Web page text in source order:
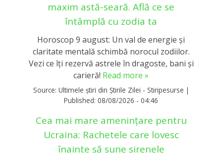
maxim astă-seară. Află ce se
întâmplă cu zodia ta
Horoscop 9 august: Un val de energie și
claritate mentală schimbă norocul zodiilor.
Vezi ce îți rezervă astrele în dragoste, bani și
carieră! Read more »
Source: Ultimele știri din Știrile Zilei - Stiripesurse |
Published: 08/08/2026 - 04:46
Cea mai mare amenințare pentru
Ucraina: Rachetele care lovesc
înainte să sune sirenele